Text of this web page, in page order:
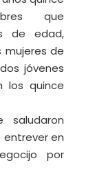
que
de edad,
de
jóvenes
los quince
en
por